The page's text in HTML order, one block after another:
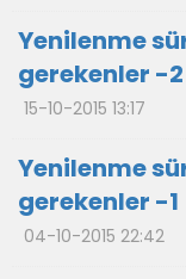
Yenilenme
gerekenler -2
15-10-2015 13:17
Yenilenme
gerekenler -1
04-10-2015 22:42